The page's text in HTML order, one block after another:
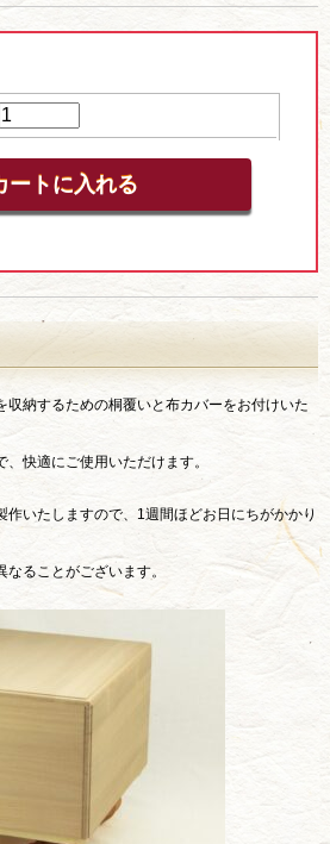
収納するための桐覆いと布カバーをお付けいた
快適にご使用いただけます。
いたしますので、1週間ほどお日にちがかかり
ることがございます。